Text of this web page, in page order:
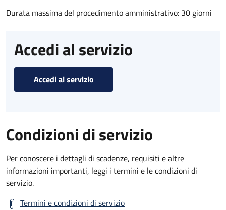
Durata massima del procedimento amministrativo: 30 giorni
Accedi al servizio
Accedi al servizio
Condizioni di servizio
Per conoscere i dettagli di scadenze, requisiti e altre
informazioni importanti, leggi i termini e le condizioni di
servizio.
Termini e condizioni di servizio